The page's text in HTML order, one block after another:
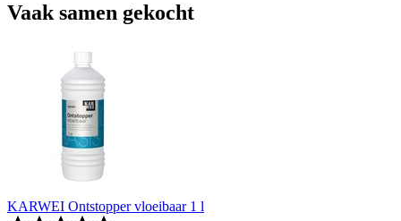
Vaak samen gekocht
KARWEI Ontstopper vloeibaar 1 l